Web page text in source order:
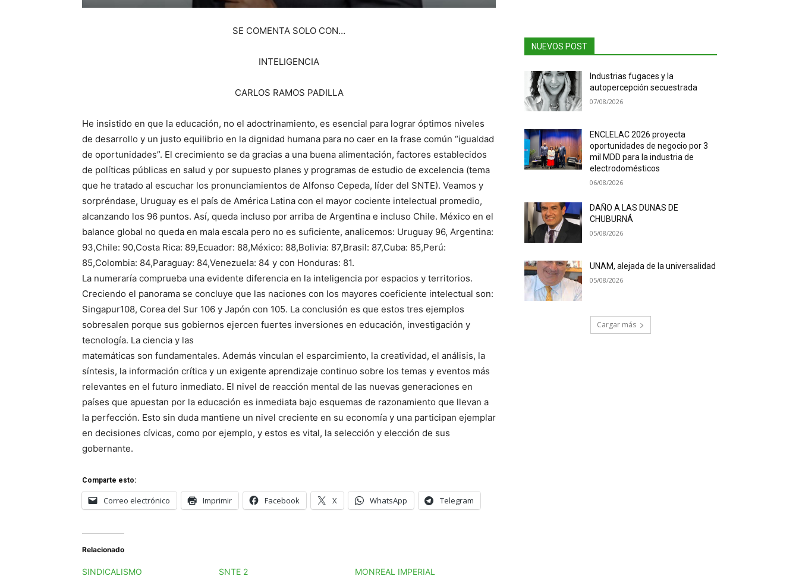
SE COMENTA SOLO CON…
INTELIGENCIA
CARLOS RAMOS PADILLA
He insistido en que la educación, no el adoctrinamiento, es esencial para lograr óptimos niveles
de desarrollo y un justo equilibrio en la dignidad humana para no caer en la frase común “igualdad
de oportunidades”. El crecimiento se da gracias a una buena alimentación, factores establecidos
de políticas públicas en salud y por supuesto planes y programas de estudio de excelencia (tema
que he tratado al escuchar los pronunciamientos de Alfonso Cepeda, líder del SNTE). Veamos y
sorpréndase, Uruguay es el país de América Latina con el mayor cociente intelectual promedio,
alcanzando los 96 puntos. Así, queda incluso por arriba de Argentina e incluso Chile. México en el
balance global no queda en mala escala pero no es suficiente, analicemos: Uruguay 96, Argentina:
93,Chile: 90,Costa Rica: 89,Ecuador: 88,México: 88,Bolivia: 87,Brasil: 87,Cuba: 85,Perú:
85,Colombia: 84,Paraguay: 84,Venezuela: 84 y con Honduras: 81.
La numeraría comprueba una evidente diferencia en la inteligencia por espacios y territorios.
Creciendo el panorama se concluye que las naciones con los mayores coeficiente intelectual son:
Singapur108, Corea del Sur 106 y Japón con 105. La conclusión es que estos tres ejemplos
sobresalen porque sus gobiernos ejercen fuertes inversiones en educación, investigación y
tecnología. La ciencia y las
matemáticas son fundamentales. Además vinculan el esparcimiento, la creatividad, el análisis, la
síntesis, la información crítica y un exigente aprendizaje continuo sobre los temas y eventos más
relevantes en el futuro inmediato. El nivel de reacción mental de las nuevas generaciones en
países que apuestan por la educación es inmediata bajo esquemas de razonamiento que llevan a
la perfección. Esto sin duda mantiene un nivel creciente en su economía y una participan ejemplar
en decisiones cívicas, como por ejemplo, y estos es vital, la selección y elección de sus
gobernante.
Comparte esto:
Correo electrónico Imprimir Facebook X WhatsApp Telegram
Relacionado
SINDICALISMO
SNTE 2
MONREAL IMPERIAL
NUEVOS POST
Industrias fugaces y la
autopercepción secuestrada
07/08/2026
ENCLELAC 2026 proyecta
oportunidades de negocio por 3
mil MDD para la industria de
electrodomésticos
06/08/2026
DAÑO A LAS DUNAS DE
CHUBURNÁ
05/08/2026
UNAM, alejada de la universalidad
05/08/2026
Cargar más